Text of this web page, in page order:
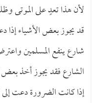
لأن هذا تعدٍ على الموتى
قد يجوز بعض الأشياء إذا
شارع ينفع المسلمين
الشارع فقد يجوز أخذ بعض
إذا كانت الضرورة دعت